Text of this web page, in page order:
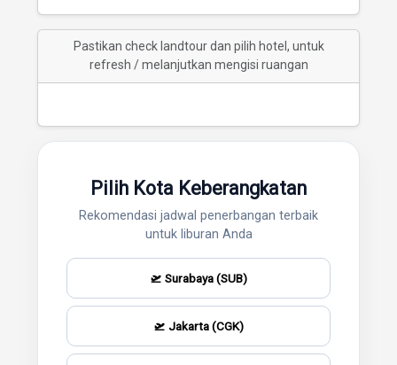
Pastikan check landtour dan pilih hotel, untuk
refresh / melanjutkan mengisi ruangan
Pilih Kota Keberangkatan
Rekomendasi jadwal penerbangan terbaik
untuk liburan Anda
🛫 Surabaya (SUB)
🛫 Jakarta (CGK)